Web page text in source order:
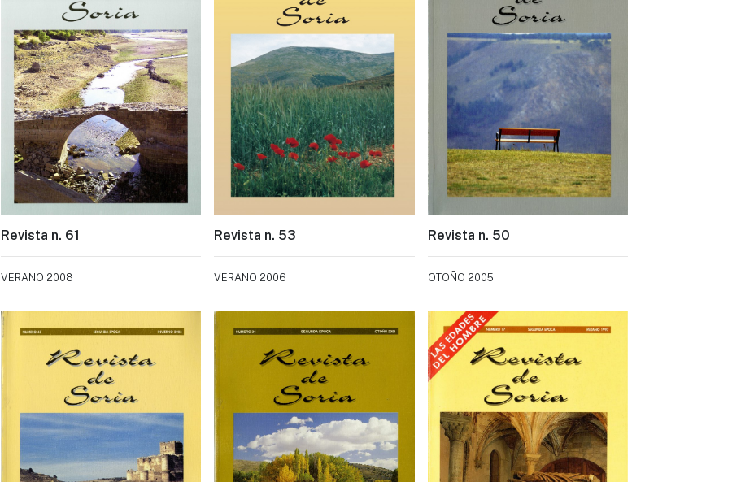
Revista n. 61
VERANO 2008
Revista n. 53
VERANO 2006
Revista n. 50
OTOÑO 2005